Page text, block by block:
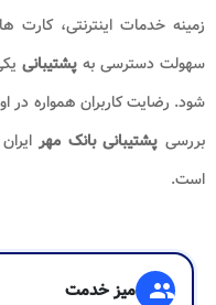
زمینه خدمات اینترنتی، کارت
سهولت دسترسی به پشتیبانی
شود. رضایت کاربران همواره در
بررسی پشتیبانی بانک مهر
است.
group میز خدمت